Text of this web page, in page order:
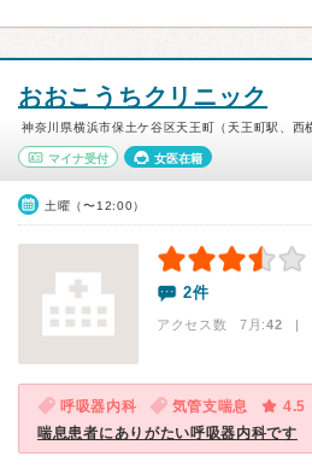
おおこうちクリニック
神奈川県横浜市保土ケ谷区天王町（天王町駅、西
マイナ受付 女医在籍
土曜（〜12:00）
2件
アクセス数 7月:42 |
呼吸器内科 気管支喘息
4.5
喘息患者にありがたい呼吸器内科です